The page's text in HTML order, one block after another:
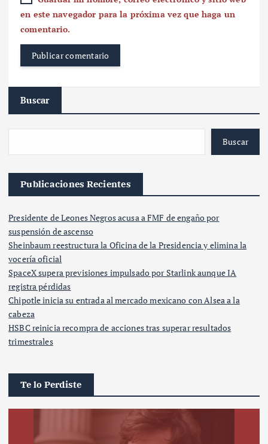
en este navegador para la próxima vez que haga un
comentario.
Buscar
Buscar
Publicaciones Recientes
Presidente de Leones Negros acusa a FMF de engaño por
suspensión de ascenso
Sheinbaum reestructura la Oficina de la Presidencia y elimina la
vocería oficial
SpaceX supera previsiones impulsado por Starlink aunque IA
registra pérdidas
Chipotle inicia su entrada al mercado mexicano con Alsea a la
cabeza
HSBC reinicia recompra de acciones tras superar resultados
trimestrales
Te lo Perdiste